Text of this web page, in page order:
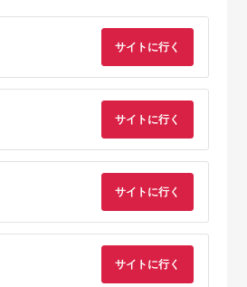
さと納税
【単3×72本】乾電池
BIGCAPA basic plus
アルカリ乾電池 単3形
SIGMA 56mm F1.4
DC DN |
Contemporary【ソ
サイトに行く
サイトに行く
サイトに行く
サイトに行く